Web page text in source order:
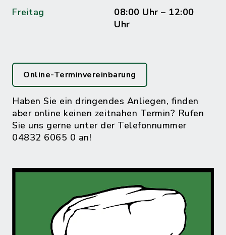
Freitag
08:00 Uhr – 12:00
Uhr
Online-Terminvereinbarung
Haben Sie ein dringendes Anliegen, finden
aber online keinen zeitnahen Termin? Rufen
Sie uns gerne unter der Telefonnummer
04832 6065 0 an!